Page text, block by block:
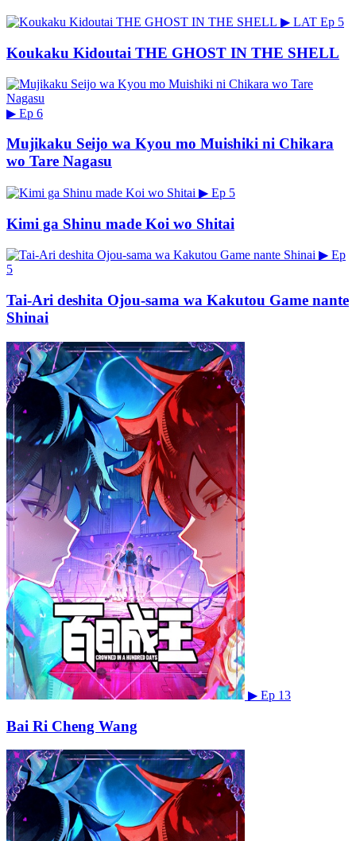
▶ LAT Ep 5
Koukaku Kidoutai THE GHOST IN THE SHELL
▶ Ep 6
Mujikaku Seijo wa Kyou mo Muishiki ni Chikara
wo Tare Nagasu
▶ Ep 5
Kimi ga Shinu made Koi wo Shitai
▶ Ep
5
Tai-Ari deshita Ojou-sama wa Kakutou Game nante
Shinai
▶ Ep 13
Bai Ri Cheng Wang